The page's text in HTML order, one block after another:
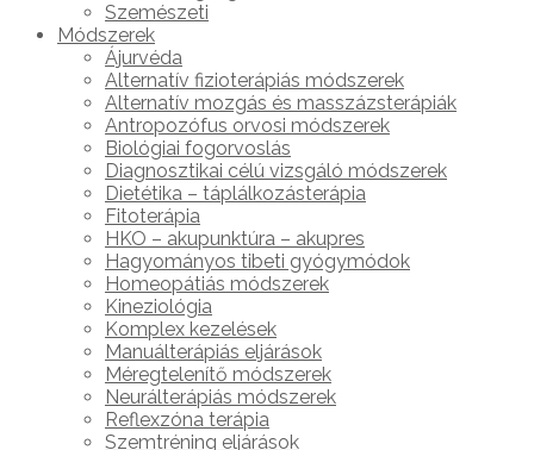
Szemészeti
Módszerek
Ájurvéda
Alternatív fizioterápiás módszerek
Alternatív mozgás és masszázsterápiák
Antropozófus orvosi módszerek
Biológiai fogorvoslás
Diagnosztikai célú vizsgáló módszerek
Dietétika – táplálkozásterápia
Fitoterápia
HKO – akupunktúra – akupres
Hagyományos tibeti gyógymódok
Homeopátiás módszerek
Kineziológia
Komplex kezelések
Manuálterápiás eljárások
Méregtelenítő módszerek
Neurálterápiás módszerek
Reflexzóna terápia
Szemtréning eljárások